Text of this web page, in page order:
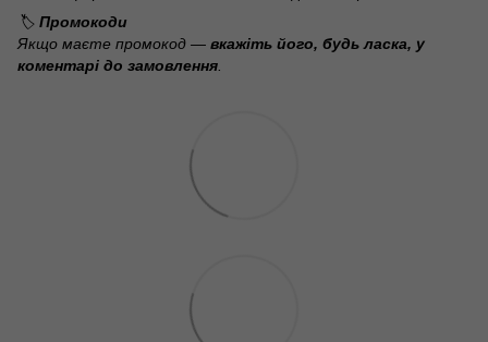
🏷️ Промокоди
Якщо маєте промокод — вкажіть його, будь ласка, у
коментарі до замовлення